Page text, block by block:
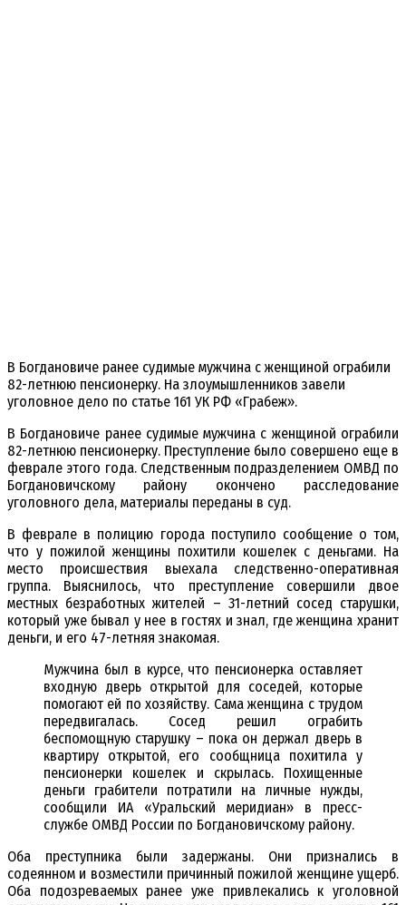
В Богдановиче ранее судимые мужчина с женщиной ограбили
82-летнюю пенсионерку. На злоумышленников завели
уголовное дело по статье 161 УК РФ «Грабеж».
В Богдановиче ранее судимые мужчина с женщиной ограбили
82-летнюю пенсионерку. Преступление было совершено еще в
феврале этого года. Следственным подразделением ОМВД по
Богдановичскому району окончено расследование
уголовного дела, материалы переданы в суд.
В феврале в полицию города поступило сообщение о том,
что у пожилой женщины похитили кошелек с деньгами. На
место происшествия выехала следственно-оперативная
группа. Выяснилось, что преступление совершили двое
местных безработных жителей – 31-летний сосед старушки,
который уже бывал у нее в гостях и знал, где женщина хранит
деньги, и его 47-летняя знакомая.
Мужчина был в курсе, что пенсионерка оставляет
входную дверь открытой для соседей, которые
помогают ей по хозяйству. Сама женщина с трудом
передвигалась. Сосед решил ограбить
беспомощную старушку – пока он держал дверь в
квартиру открытой, его сообщница похитила у
пенсионерки кошелек и скрылась. Похищенные
деньги грабители потратили на личные нужды,
сообщили ИА «Уральский меридиан» в пресс-
службе ОМВД России по Богдановичскому району.
Оба преступника были задержаны. Они признались в
содеянном и возместили причинный пожилой женщине ущерб.
Оба подозреваемых ранее уже привлекались к уголовной